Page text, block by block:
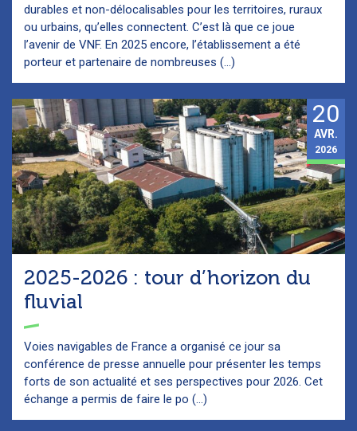
durables et non-délocalisables pour les territoires, ruraux
ou urbains, qu’elles connectent. C’est là que ce joue
l’avenir de VNF. En 2025 encore, l’établissement a été
porteur et partenaire de nombreuses (...)
2025-2026 : tour d’horizon du
fluvial
Voies navigables de France a organisé ce jour sa
conférence de presse annuelle pour présenter les temps
forts de son actualité et ses perspectives pour 2026. Cet
échange a permis de faire le po (...)
20
AVR.
2026